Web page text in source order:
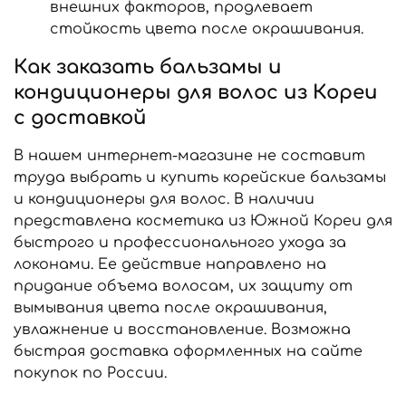
внешних факторов, продлевает
стойкость цвета после окрашивания.
Как заказать бальзамы и
кондиционеры для волос из Кореи
с доставкой
В нашем интернет-магазине не составит
труда выбрать и купить корейские бальзамы
и кондиционеры для волос. В наличии
представлена косметика из Южной Кореи для
быстрого и профессионального ухода за
локонами. Ее действие направлено на
придание объема волосам, их защиту от
вымывания цвета после окрашивания,
увлажнение и восстановление. Возможна
быстрая доставка оформленных на сайте
покупок по России.